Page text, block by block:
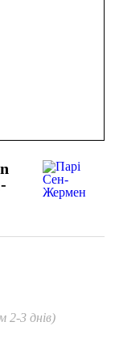
2-3 днів)